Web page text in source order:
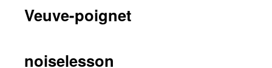
Veuve-poignet
noiselesson